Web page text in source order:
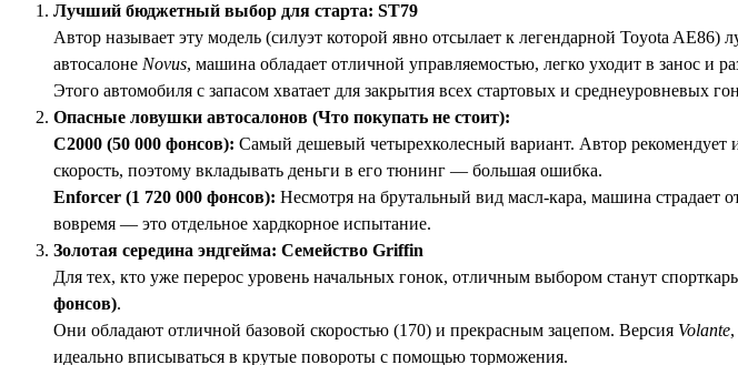
Лучший бюджетный выбор для старта: ST79
Автор называет эту модель (силуэт которой явно отсылает к легендарной Toyota
автосалоне Novus, машина обладает отличной управляемостью, легко уходит в занос и
Этого автомобиля с запасом хватает для закрытия всех стартовых и среднеуровневых
Опасные ловушки автосалонов (Что покупать не стоит):
C2000 (50 000 фонсов): Самый дешевый четырехколесный вариант. Автор рекомендует
скорость, поэтому вкладывать деньги в его тюнинг — большая ошибка.
Enforcer (1 720 000 фонсов): Несмотря на брутальный вид масл-кара, машина страдает
вовремя — это отдельное хардкорное испытание.
Золотая середина эндгейма: Семейство Griffin
Для тех, кто уже перерос уровень начальных гонок, отличным выбором станут
фонсов).
Они обладают отличной базовой скоростью (170) и прекрасным зацепом. Версия Volante
идеально вписываться в крутые повороты с помощью торможения.